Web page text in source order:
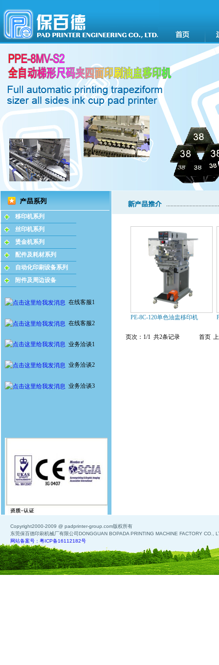
移印机系列
丝印机系列
烫金机系列
配件及耗材系列
自动化印刷设备系列
附件及周边设备
在线客服1
在线客服2
业务洽谈1
业务洽谈2
业务洽谈3
PE-8C-120单色油盅移印机
页次：1/1 共2条记录 首页
Copyright2000-2009 @ padprinter-group.com版权所有
东莞保百德印刷机械厂有限公司DONGGUAN BOPADA PRINTING MACHINE FACTORY CO.,
网站备案号：粤ICP备16112182号